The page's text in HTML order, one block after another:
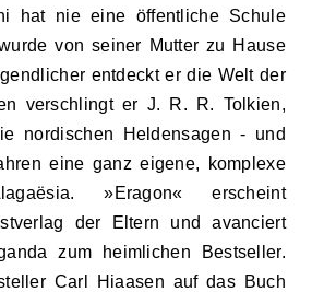
hat nie eine öffentliche Schule
von seiner Mutter zu Hause
entdeckt er die Welt der
verschlingt er J. R. R. Tolkien,
nordischen Heldensagen - und
eine ganz eigene, komplexe
»Eragon« erscheint
der Eltern und avanciert
zum heimlichen Bestseller.
Carl Hiaasen auf das Buch